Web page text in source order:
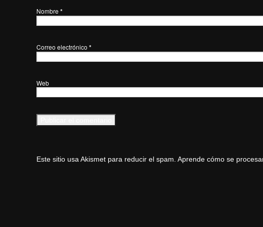
Nombre *
Correo electrónico *
Web
Este sitio usa Akismet para reducir el spam. Aprende cómo se